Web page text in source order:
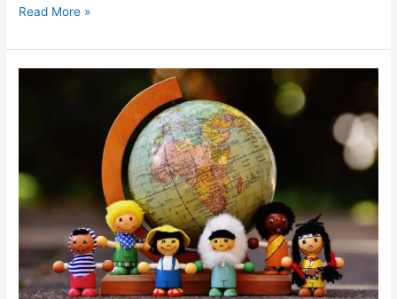
Garantia
prioridade
absoluta:
adolescentes
Read More »